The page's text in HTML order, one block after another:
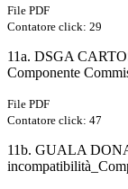
File PDF
Contatore click: 29
11a. DSGA
Componente
File PDF
Contatore click: 47
11b. GUALA